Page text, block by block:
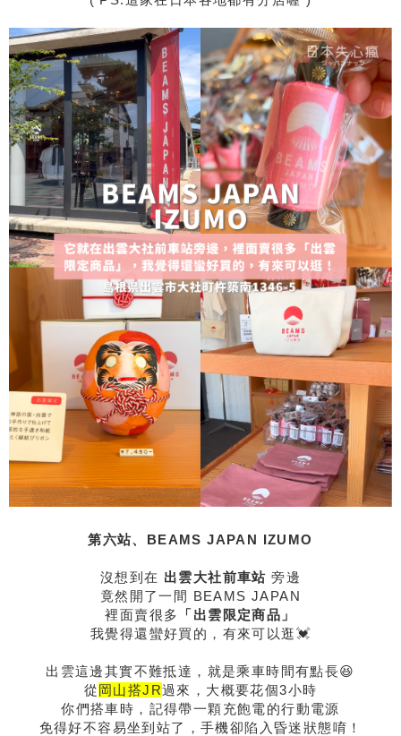
第六站、BEAMS JAPAN IZUMO
沒想到在 出雲大社前車站 旁邊
竟然開了一間 BEAMS JAPAN
裡面賣很多
「出雲限定商品」
我覺得還蠻好買的，有來可以逛💓
出雲這邊其實不難抵達，就是乘車時間有點長😆
從岡山搭JR過來，大概要花個3小時
你們搭車時，記得帶一顆充飽電的行動電源
免得好不容易坐到站了，手機卻陷入昏迷狀態唷！